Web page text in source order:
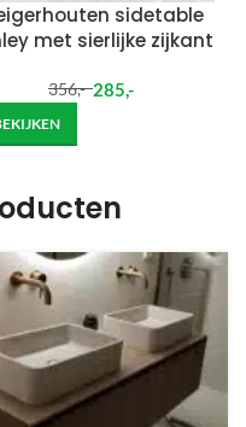
sidetable
met sierlijke zijkant
356,- 285,-